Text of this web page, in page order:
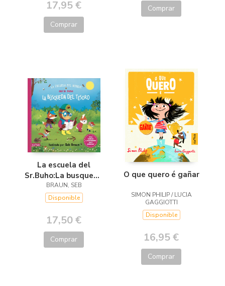
17,95 €
Comprar
Comprar
La escuela del
Sr.Buho:La busqueda
del tesoro
BRAUN, SEB
Disponible
17,50 €
Comprar
O que quero é gañar
SIMON PHILIP / LUCIA
GAGGIOTTI
Disponible
16,95 €
Comprar